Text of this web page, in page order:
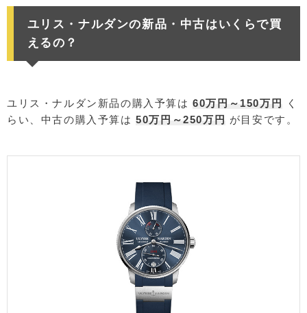
ユリス・ナルダンの新品・中古はいくらで買
えるの？
ユリス・ナルダン新品の購入予算は60万円～150万円
く
らい、中古の購入予算は50万円～250万円 が目安です。